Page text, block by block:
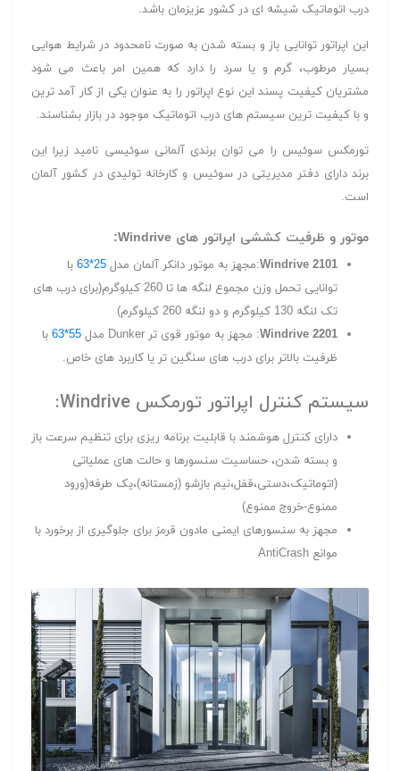
درب اتوماتیک شیشه ای در کشور عزیزمان باشد.
این اپراتور توانایی باز و بسته شدن به صورت نامحدود در شرایط هوایی
بسیار مرطوب، گرم و یا سرد را دارد که همین امر باعث می شود
مشتریان کیفیت پسند این نوع اپراتور را به عنوان یکی از کار آمد ترین
و با کیفیت ترین سیستم های درب اتوماتیک موجود در بازار بشناسند.
تورمکس سوئیس را می توان برندی آلمانی سوئیسی نامید زیرا این
برند دارای دفتر مدیریتی در سوئیس و کارخانه تولیدی در کشور آلمان
است.
موتور و ظرفیت کششی اپراتور های Windrive:
Windrive 2101:مجهز به موتور دانکر آلمان مدل 25*63
با
توانایی تحمل وزن مجموع لنگه ها تا 260 کیلوگرم(برای درب های
تک لنگه 130 کیلوگرم و دو لنگه 260 کیلوگرم)
Windrive 2201: مجهز به موتور قوی تر Dunker مدل 55*63
با
ظرفیت بالاتر برای درب های سنگین تر یا کاربرد های خاص.
سیستم کنترل اپراتور تورمکس Windrive:
دارای کنترل هوشمند با قابلیت برنامه ریزی برای تنظیم سرعت باز
و بسته شدن، حساسیت سنسورها و حالت های عملیاتی
(اتوماتیک،دستی،قفل،نیم بازشو (زمستانه)،یک طرفه(ورود
ممنوع-خروج ممنوع)
مجهز به سنسورهای ایمنی مادون قرمز برای جلوگیری از برخورد با
موانع AntiCrash